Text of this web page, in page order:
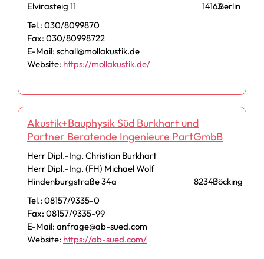
Elvirasteig 11
14163Berlin
Tel.: 030/8099870
Fax: 030/80998722
E-Mail: schall@mollakustik.de
Website: https://mollakustik.de/
Akustik+Bauphysik Süd Burkhart und
Partner Beratende Ingenieure PartGmbB
Herr Dipl.-Ing. Christian Burkhart
Herr Dipl.-Ing. (FH) Michael Wolf
Hindenburgstraße 34a
82343Pöcking
Tel.: 08157/9335-0
Fax: 08157/9335-99
E-Mail: anfrage@ab-sued.com
Website: https://ab-sued.com/